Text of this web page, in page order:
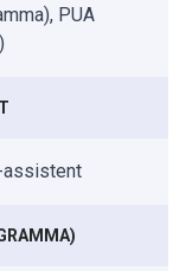
PUA
assistent